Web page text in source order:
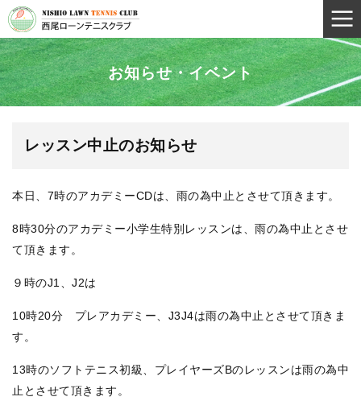
お知らせ・イベント
レッスン中止のお知らせ
本日、7時のアカデミーCDは、雨の為中止とさせて頂きます。
8時30分のアカデミー小学生特別レッスンは、雨の為中止とさせ
て頂きます。
９時のJ1、J2は
10時20分 プレアカデミー、J3J4は雨の為中止とさせて頂きま
す。
13時のソフトテニス初級、プレイヤーズBのレッスンは雨の為中
止とさせて頂きます。